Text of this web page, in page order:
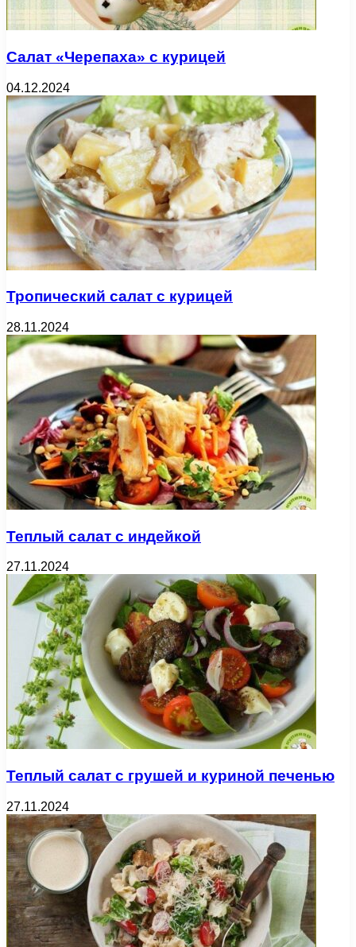
Салат «Черепаха» с курицей
04.12.2024
Тропический салат с курицей
28.11.2024
Теплый салат с индейкой
27.11.2024
Теплый салат с грушей и куриной печенью
27.11.2024